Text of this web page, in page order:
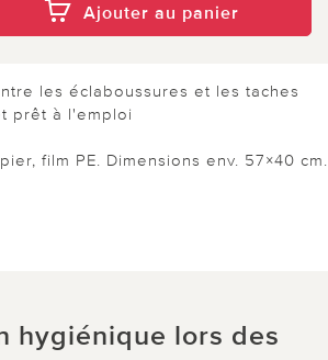
Ajouter au panier
les éclaboussures et les taches
prêt à l'emploi
film PE. Dimensions env. 57×40 cm.
hygiénique lors des